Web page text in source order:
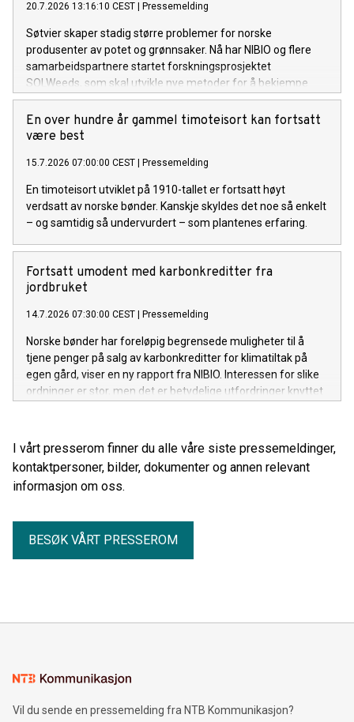
20.7.2026 13:16:10 CEST Pressemelding
Søtvier skaper stadig større problemer for norske
produsenter av potet og grønnsaker. Nå har NIBIO og flere
samarbeidspartnere startet forskningsprosjektet
SOLWeeds, som skal utvikle nye metoder for å bekjempe
ugraset og redusere kostnadene for dyrkerne.
En over hundre år gammel timoteisort kan fortsatt
være best
15.7.2026 07:00:00 CEST Pressemelding
En timoteisort utviklet på 1910-tallet er fortsatt høyt
verdsatt av norske bønder. Kanskje skyldes det noe så enkelt
– og samtidig så undervurdert – som plantenes erfaring.
Fortsatt umodent med karbonkreditter fra
jordbruket
14.7.2026 07:30:00 CEST Pressemelding
Norske bønder har foreløpig begrensede muligheter til å
tjene penger på salg av karbonkreditter for klimatiltak på
egen gård, viser en ny rapport fra NIBIO. Interessen for slike
ordninger er stor, men det er betydelige utfordringer knyttet
I vårt presserom finner du alle våre siste pressemeldinger,
kontaktpersoner, bilder, dokumenter og annen relevant
informasjon om oss.
BESØK VÅRT PRESSEROM
Vil du sende en pressemelding fra NTB Kommunikasjon?